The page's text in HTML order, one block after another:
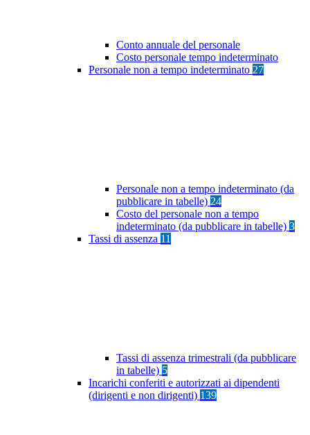
Conto annuale del personale
Costo personale tempo indeterminato
Personale non a tempo indeterminato 27
Personale non a tempo indeterminato (da
pubblicare in tabelle) 24
Costo del personale non a tempo
indeterminato (da pubblicare in tabelle) 3
Tassi di assenza 11
Tassi di assenza trimestrali (da pubblicare
in tabelle) 5
Incarichi conferiti e autorizzati ai dipendenti
(dirigenti e non dirigenti) 139